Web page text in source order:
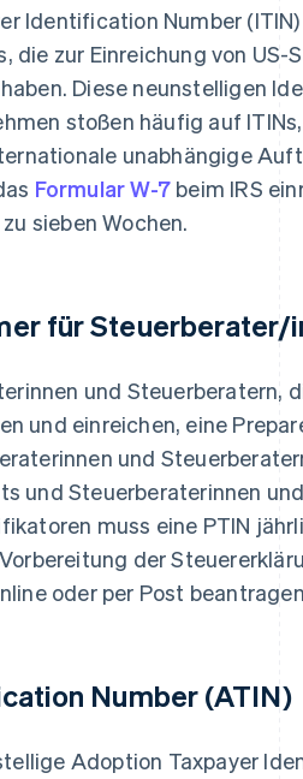
Identification Number
die zur Einreichung von
Diese neunstelligen
stoßen häufig auf
unabhängige
Formular W-7 beim IRS
sieben Wochen.
für Steuerberater/
und Steuerberatern,
und einreichen, eine
und
und Steuerberaterinnen
muss eine PTIN
der
oder per Post
Number (ATIN)
Adoption Taxpayer